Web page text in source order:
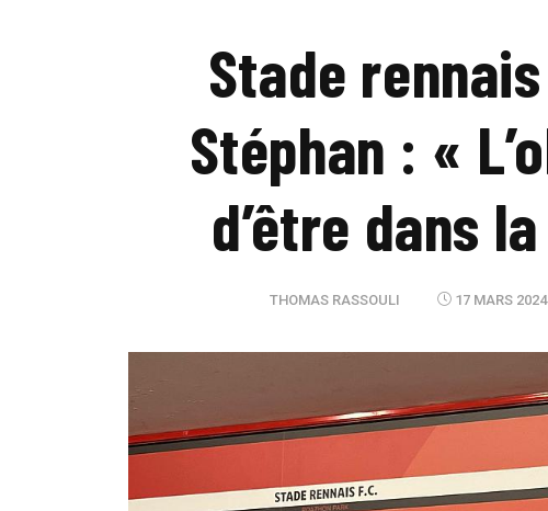
Stade
Stéphan : «
d’être dans
THOMAS RASSOULI 17 MARS